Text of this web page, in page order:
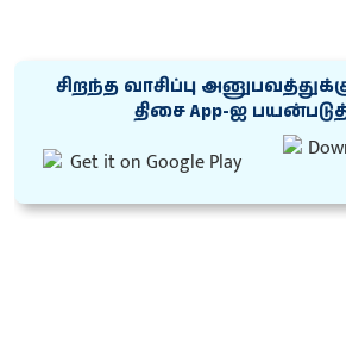
சிறந்த வாசிப்பு
திசை App-ஐ